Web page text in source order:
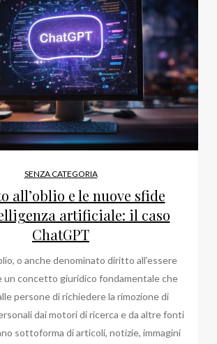
SENZA CATEGORIA
all’oblio e le nuove sfide
artificiale: il caso
ChatGPT
o anche denominato diritto all’essere
un concetto giuridico fondamentale che
persone di richiedere la rimozione di
dai motori di ricerca e da altre fonti
sottoforma di articoli, notizie, immagini